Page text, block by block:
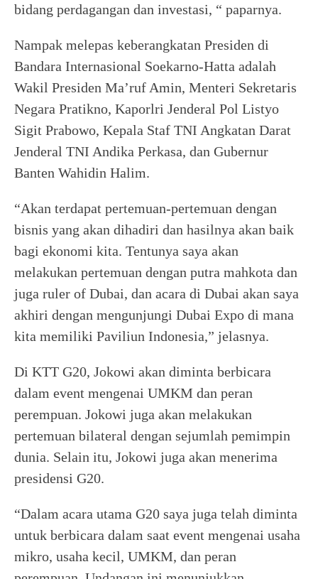
bidang perdagangan dan investasi, “ paparnya.
Nampak melepas keberangkatan Presiden di
Bandara Internasional Soekarno-Hatta adalah
Wakil Presiden Ma’ruf Amin, Menteri Sekretaris
Negara Pratikno, Kaporlri Jenderal Pol Listyo
Sigit Prabowo, Kepala Staf TNI Angkatan Darat
Jenderal TNI Andika Perkasa, dan Gubernur
Banten Wahidin Halim.
“Akan terdapat pertemuan-pertemuan dengan
bisnis yang akan dihadiri dan hasilnya akan baik
bagi ekonomi kita. Tentunya saya akan
melakukan pertemuan dengan putra mahkota dan
juga ruler of Dubai, dan acara di Dubai akan saya
akhiri dengan mengunjungi Dubai Expo di mana
kita memiliki Paviliun Indonesia,” jelasnya.
Di KTT G20, Jokowi akan diminta berbicara
dalam event mengenai UMKM dan peran
perempuan. Jokowi juga akan melakukan
pertemuan bilateral dengan sejumlah pemimpin
dunia. Selain itu, Jokowi juga akan menerima
presidensi G20.
“Dalam acara utama G20 saya juga telah diminta
untuk berbicara dalam saat event mengenai usaha
mikro, usaha kecil, UMKM, dan peran